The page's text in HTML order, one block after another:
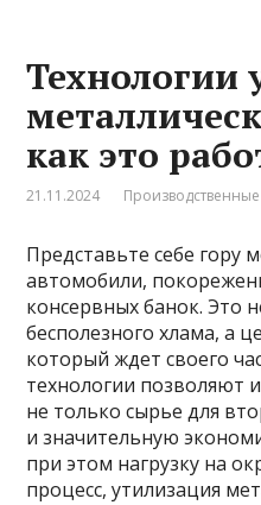
Технологии
как это
21.11.2024
Представьте себе гору
автомобили,
консервных банок. Это
бесполезного хлама, а
который ждет своего
технологии позволяют
не только сырье для
и значительную
при этом нагрузку на
процесс, утилизация